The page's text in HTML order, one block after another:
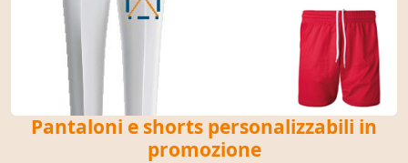
Pantaloni e shorts personalizzabili in
promozione